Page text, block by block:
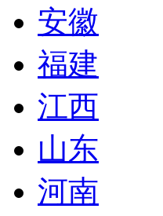
安徽
福建
江西
山东
河南